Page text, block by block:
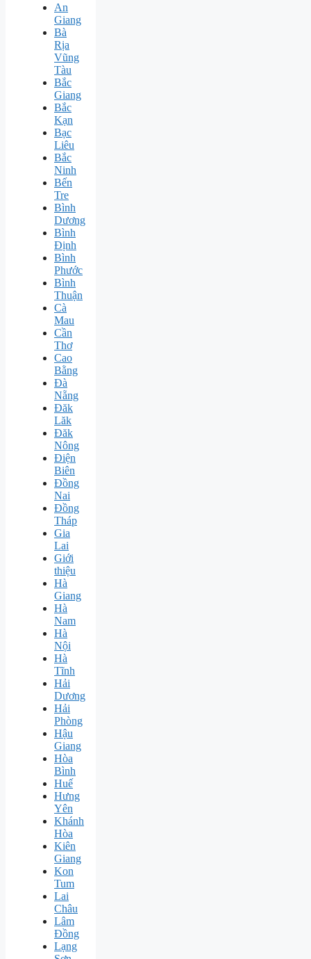
An
Giang
Bà
Rịa
Vũng
Tàu
Bắc
Giang
Bắc
Kạn
Bạc
Liêu
Bắc
Ninh
Bến
Tre
Bình
Dương
Bình
Định
Bình
Phước
Bình
Thuận
Cà
Mau
Cần
Thơ
Cao
Bằng
Đà
Nẵng
Đăk
Lăk
Đăk
Nông
Điện
Biên
Đồng
Nai
Đồng
Tháp
Gia
Lai
Giới
thiệu
Hà
Giang
Hà
Nam
Hà
Nội
Hà
Tĩnh
Hải
Dương
Hải
Phòng
Hậu
Giang
Hòa
Bình
Huế
Hưng
Yên
Khánh
Hòa
Kiên
Giang
Kon
Tum
Lai
Châu
Lâm
Đồng
Lạng